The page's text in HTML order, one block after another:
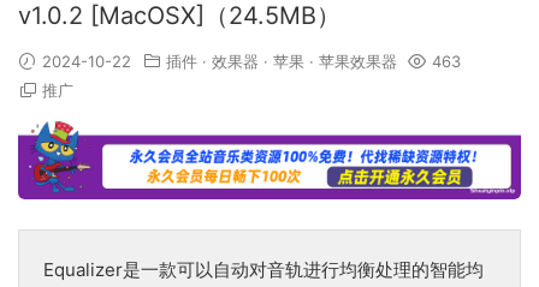
v1.0.2 [MacOSX]（24.5MB）
2024-10-22 插件 · 效果器 · 苹果 · 苹果效果器
463
推广
Equalizer是一款可以自动对音轨进行均衡处理的智能均